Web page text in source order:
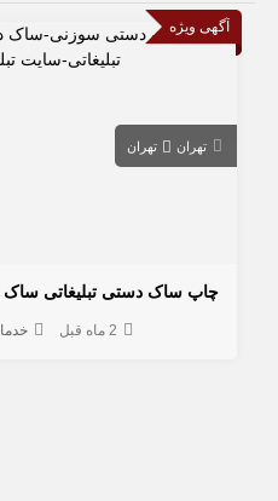
آگهی ویژه
تهران تهران
چاپ ساک دستی تبلیغاتی ساک
2 ماه قبل